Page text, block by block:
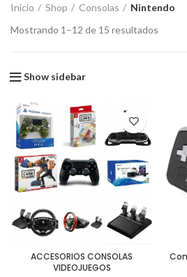
Inicio Shop Consolas
Nintendo
Mostrando 1–12 de 15 resultados
Show sidebar
ACCESORIOS CONSOLAS
VIDEOJUEGOS